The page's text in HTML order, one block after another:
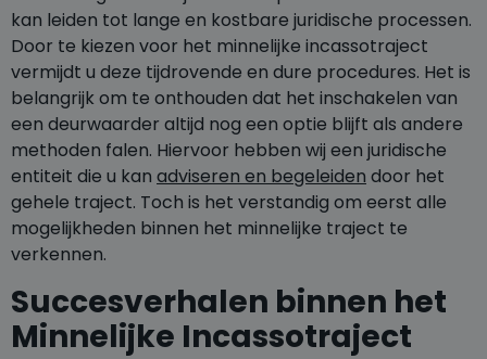
kan leiden tot lange en kostbare juridische processen.
Door te kiezen voor het minnelijke incassotraject
vermijdt u deze tijdrovende en dure procedures. Het is
belangrijk om te onthouden dat het inschakelen van
een deurwaarder altijd nog een optie blijft als andere
methoden falen. Hiervoor hebben wij een juridische
entiteit die u kan adviseren en begeleiden door het
gehele traject. Toch is het verstandig om eerst alle
mogelijkheden binnen het minnelijke traject te
verkennen.
Succesverhalen binnen het
Minnelijke Incassotraject